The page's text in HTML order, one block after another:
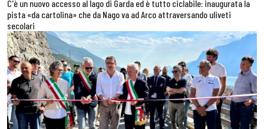
C'è un nuovo accesso al lago di Garda ed è tutto ciclabile: inaugurata la
pista «da cartolina» che da Nago va ad Arco attraversando uliveti
secolari